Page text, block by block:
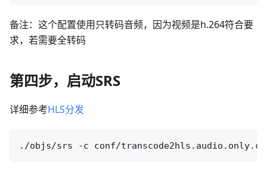
备注：这个配置使用只转码音频，因为视频是h.264符合要
求，若需要全转码
第四步，启动SRS
详细参考HLS分发